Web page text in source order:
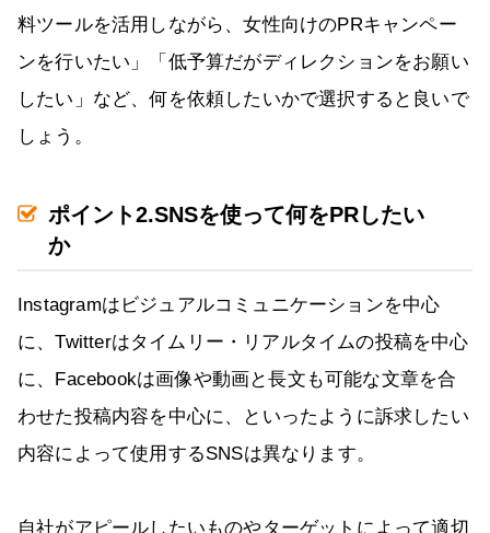
料ツールを活用しながら、女性向けのPRキャンペー
ンを行いたい」「低予算だがディレクションをお願い
したい」など、何を依頼したいかで選択すると良いで
しょう。
ポイント2.SNSを使って何をPRしたい
か
Instagramはビジュアルコミュニケーションを中心
に、Twitterはタイムリー・リアルタイムの投稿を中心
に、Facebookは画像や動画と長文も可能な文章を合
わせた投稿内容を中心に、といったように訴求したい
内容によって使用するSNSは異なります。
自社がアピールしたいものやターゲットによって適切